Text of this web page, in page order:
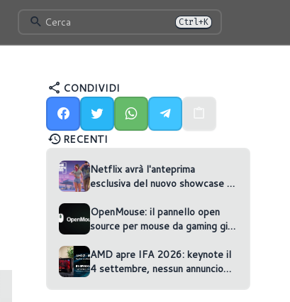
Cerca Ctrl+K
CONDIVIDI
RECENTI
Netflix avrà l'anteprima
esclusiva del nuovo showcase di
OpenMouse: il pannello open
source per mouse da gaming gira
AMD apre IFA 2026: keynote il
4 settembre, nessun annuncio